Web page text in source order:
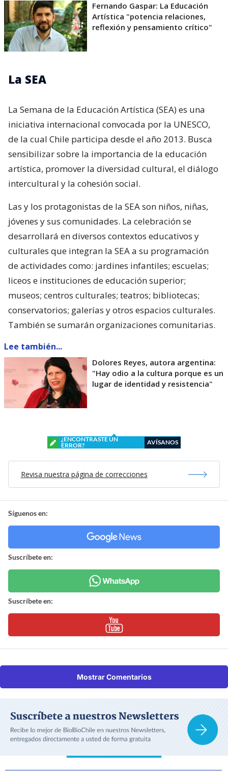
Fernando Gaspar: La Educación
Artística "potencia relaciones,
reflexión y pensamiento crítico"
La SEA
La Semana de la Educación Artística (SEA) es una
iniciativa internacional convocada por la UNESCO,
de la cual Chile participa desde el año 2013. Busca
sensibilizar sobre la importancia de la educación
artística, promover la diversidad cultural, el diálogo
intercultural y la cohesión social.
Las y los protagonistas de la SEA son niños, niñas,
jóvenes y sus comunidades. La celebración se
desarrollará en diversos contextos educativos y
culturales que integran la SEA a su programación
de actividades como: jardines infantiles; escuelas;
liceos e instituciones de educación superior;
museos; centros culturales; teatros; bibliotecas;
conservatorios; galerías y otros espacios culturales.
También se sumarán organizaciones comunitarias.
Lee también...
Dolores Reyes, autora argentina:
"Hay odio a la cultura porque es un
lugar de identidad y resistencia"
¿ENCONTRASTE UN
ERROR?
AVÍSANOS
Revisa nuestra página de correcciones
Síguenos en:
Suscríbete en:
Suscríbete en:
Mostrar Comentarios